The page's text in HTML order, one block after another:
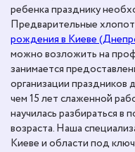
ребенка празднику
Предварительные
рождения в Киеве
можно возложить на
занимается
организации праздников
чем 15 лет слаженной
научилась разбираться
возраста. Наша
Киеве и области под